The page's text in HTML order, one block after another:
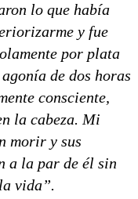
lo que había
y fue
por plata
de dos horas
consciente,
la cabeza. Mi
morir y sus
a la par de él sin
vida”.